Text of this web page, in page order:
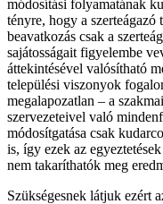
módosítási folyamatának
tényre, hogy a
beavatkozás csak a
sajátosságait figyelembe
áttekintésével valósítható
települési viszonyok
megalapozatlan – a
szervezeteivel való
módosítgatása csak
is, így ezek az
nem takaríthatók meg
Szükségesnek látjuk ezért